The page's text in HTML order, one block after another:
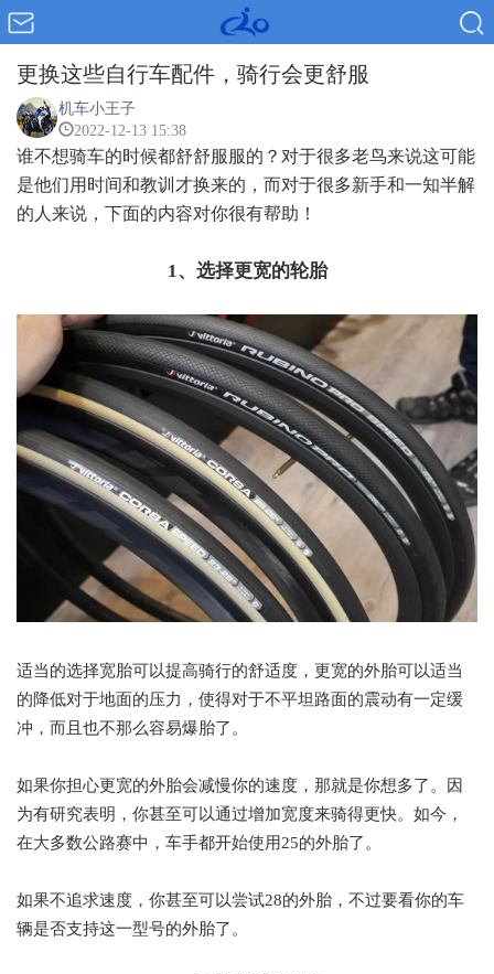
更换这些自行车配件，骑行会更舒服
机车小王子
2022-12-13 15:38
谁不想骑车的时候都舒舒服服的？对于很多老鸟来说这可能
是他们用时间和教训才换来的，而对于很多新手和一知半解
的人来说，下面的内容对你很有帮助！
1、选择更宽的轮胎
适当的选择宽胎可以提高骑行的舒适度，更宽的外胎可以适当
的降低对于地面的压力，使得对于不平坦路面的震动有一定缓
冲，而且也不那么容易爆胎了。
如果你担心更宽的外胎会减慢你的速度，那就是你想多了。因
为有研究表明，你甚至可以通过增加宽度来骑得更快。如今，
在大多数公路赛中，车手都开始使用25的外胎了。
如果不追求速度，你甚至可以尝试28的外胎，不过要看你的车
辆是否支持这一型号的外胎了。